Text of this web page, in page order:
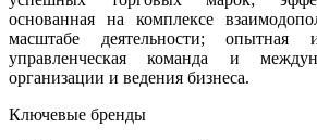
основанная на комплексе
масштабе деятельности; опытная
управленческая команда и
организации и ведения бизнеса.
Ключевые бренды